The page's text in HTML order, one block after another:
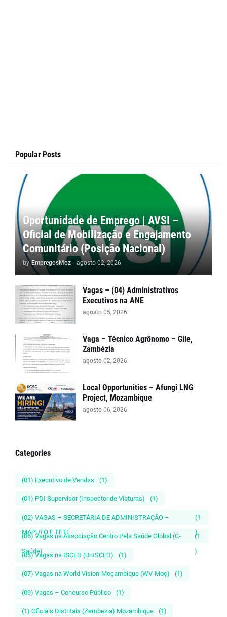
Popular Posts
Oportunidade de Emprego | AVSI –
Oficial de Mobilização e Engajamento
Comunitário (Posição Nacional)
by EmpregosMoz - agosto 02, 2026
Vagas – (04) Administrativos
Executivos na ANE
agosto 05, 2026
Vaga – Técnico Agrônomo – Gile,
Zambézia
agosto 02, 2026
Local Opportunities – Afungi LNG
Project, Mozambique
agosto 06, 2026
Categories
(01) Executivo de Vendas (1)
(01) PDI Supervisor (Inspector de Viaturas) (1)
(02) VAGAS – SECRETÁRIA DE ADMINISTRAÇÃO –
MAPUTO E TETE
(1
)
(06) Vagas na Associação Centro Pela Saúde Global (C-
Saúde)
(1
)
(06) Vagas na ISCED (UnISCED) (1)
(07) Vagas na World Vision-Moçambique (WV-Moç) (1)
(09) Vagas – Concurso Público (1)
(1) Oficiais Distritais (Zambezia) Mozambique (1)